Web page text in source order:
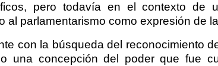
pero todavía en el contexto de
al parlamentarismo como expresión de
con la búsqueda del reconocimiento
una concepción del poder que fue